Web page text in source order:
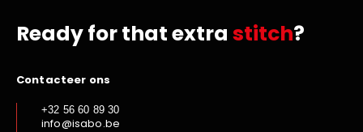
Ready for that extra stitch?
Contacteer ons
+32 56 60 89 30
info@isabo.be